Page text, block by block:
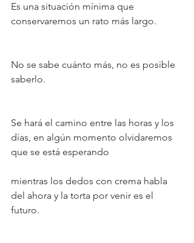
Es una situación mínima que
conservaremos un rato más largo.
No se sabe cuánto más, no es posible
saberlo.
Se hará el camino entre las horas y los
días, en algún momento olvidaremos
que se está esperando
mientras los dedos con crema habla
del ahora y la torta por venir es el
futuro.